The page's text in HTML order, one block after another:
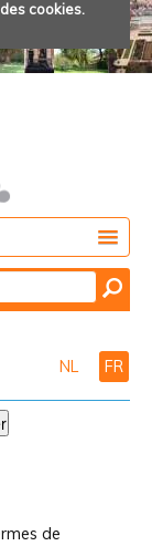
cookies.
NL FR
de